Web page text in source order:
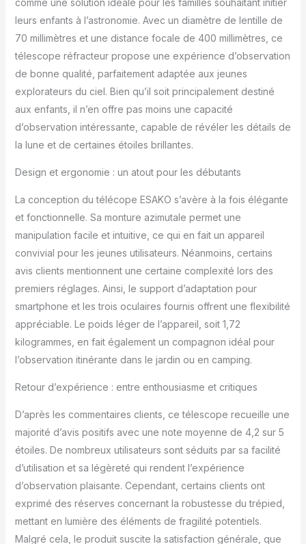
Télescope parfait pour
les enfants et les
débutants en astronomie
pour explorer la Lune et
d'autres planètes
【Télescope haute
puissance】 Livré avec 3
oculaires pour obtenir
différents
grossissements et une
lentille Barlow qui peut
jusqu'à 150X. La
diagonale en étoile est
image à l'endroit. Ce
télescope est adapté
pour observer à la fois
les objets célestes et
terrestres. 【Facile à
utiliser】 L'assemblage
peut être effectué sans
outils en quelques
minutes. Livré avec un
viseur à réticule 5x24 qui
facilite la localisation des
premiers acheteurs de
télescopes , un cadeau
éclairant pour aider à
favoriser l'amour de
l'astronomie et de la
science chez les
enfants. 【Accessoires
abondants】
L'adaptateur de
téléphone vous permet
de connecter votre
leurs enfants à l’astronomie. Avec un diamètre de lentille de
70 millimètres et une distance focale de 400 millimètres, ce
télescope réfracteur propose une expérience d’observation
de bonne qualité, parfaitement adaptée aux jeunes
explorateurs du ciel. Bien qu’il soit principalement destiné
aux enfants, il n’en offre pas moins une capacité
d’observation intéressante, capable de révéler les détails de
la lune et de certaines étoiles brillantes.
Design et ergonomie : un atout pour les débutants
La conception du télécope ESAKO s’avère à la fois élégante
et fonctionnelle. Sa monture azimutale permet une
manipulation facile et intuitive, ce qui en fait un appareil
convivial pour les jeunes utilisateurs. Néanmoins, certains
avis clients mentionnent une certaine complexité lors des
premiers réglages. Ainsi, le support d’adaptation pour
smartphone et les trois oculaires fournis offrent une flexibilité
appréciable. Le poids léger de l’appareil, soit 1,72
kilogrammes, en fait également un compagnon idéal pour
l’observation itinérante dans le jardin ou en camping.
Retour d’expérience : entre enthousiasme et critiques
D’après les commentaires clients, ce télescope recueille une
majorité d’avis positifs avec une note moyenne de 4,2 sur 5
étoiles. De nombreux utilisateurs sont séduits par sa facilité
d’utilisation et sa légèreté qui rendent l’expérience
d’observation plaisante. Cependant, certains clients ont
exprimé des réserves concernant la robustesse du trépied,
mettant en lumière des éléments de fragilité potentiels.
Malgré cela, le produit suscite la satisfaction générale, que